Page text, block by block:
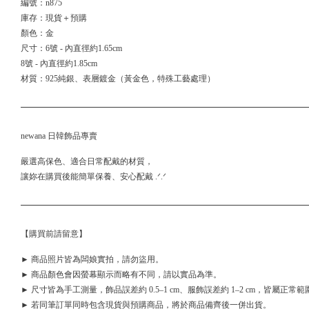
編號：n875
庫存：現貨＋預購
顏色：金
尺寸：6號 - 內直徑約1.65cm
8號 - 內直徑約1.85cm
材質：925純銀、表層鍍金（黃金色，特殊工藝處理）
newana 日韓飾品專賣
嚴選高保色、適合日常配戴的材質，
讓妳在購買後能簡單保養、安心配戴 .ᐟ.ᐟ
【購買前請留意】
► 商品照片皆為闆娘實拍，請勿盜用。
► 商品顏色會因螢幕顯示而略有不同，請以實品為準。
► 尺寸皆為手工測量，飾品誤差約 0.5–1 cm、服飾誤差約 1–2 cm，皆屬正常範
► 若同筆訂單同時包含現貨與預購商品，將於商品備齊後一併出貨。